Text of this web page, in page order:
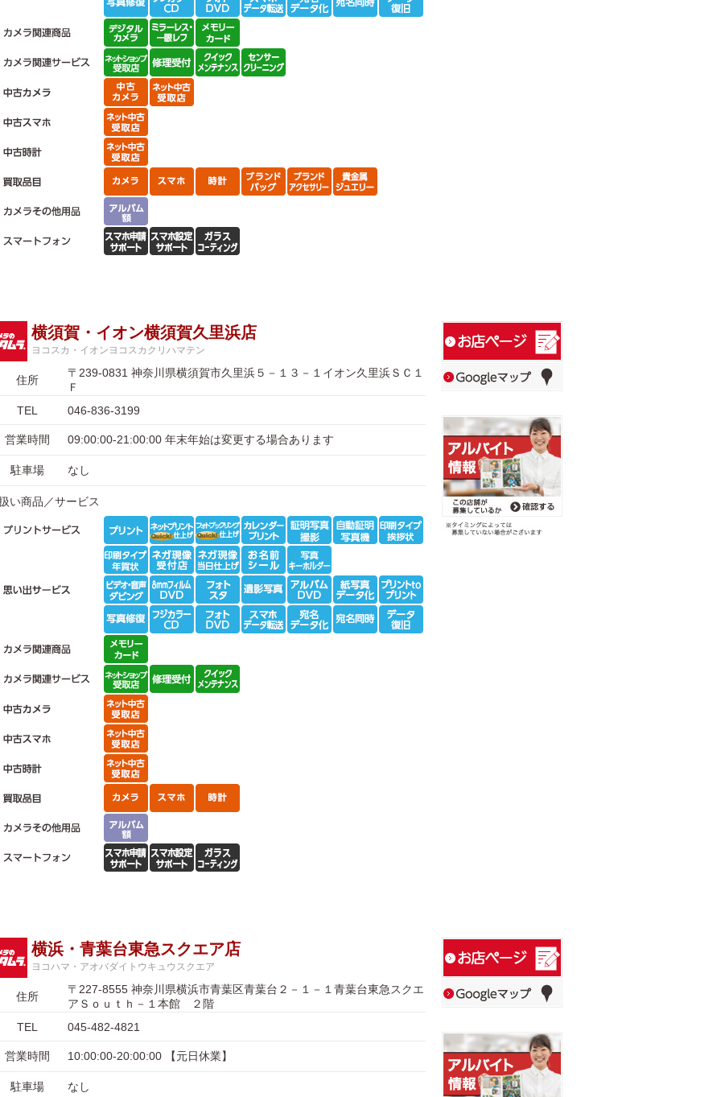
横須賀・イオン横須賀久里浜店
ヨコスカ・イオンヨコスカクリハマテン
住所
〒239-0831 神奈川県横須賀市久里浜５－１３－１イオン久里浜ＳＣ１
Ｆ
TEL
046-836-3199
営業時間 09:00:00-21:00:00 年末年始は変更する場合あります
駐車場 なし
い商品／サービス
横浜・青葉台東急スクエア店
ヨコハマ・アオバダイトウキュウスクエア
住所
〒227-8555 神奈川県横浜市青葉区青葉台２－１－１青葉台東急スクエ
アＳｏｕｔｈ－１本館 ２階
TEL
045-482-4821
営業時間 10:00:00-20:00:00 【元日休業】
駐車場 なし